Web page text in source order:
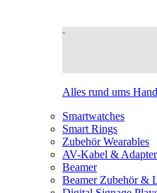
Alles rund ums
Smartwatches
Smart Rings
Zubehör Wearables
AV-Kabel & Adapter
Beamer
Beamer Zubehör &